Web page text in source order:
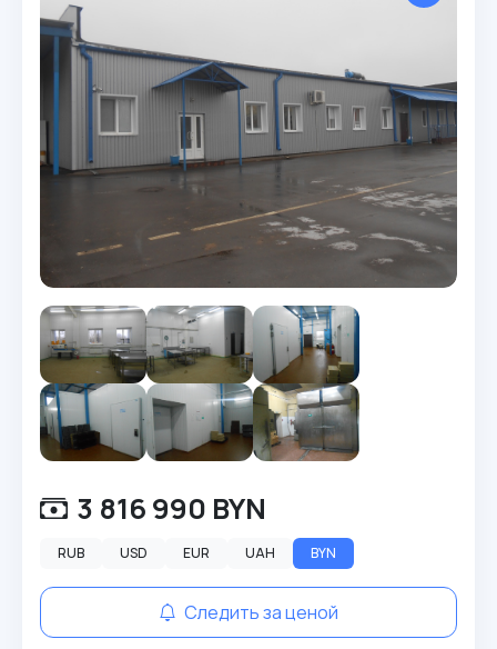
3 816 990 BYN
RUB USD EUR UAH BYN
Следить за ценой